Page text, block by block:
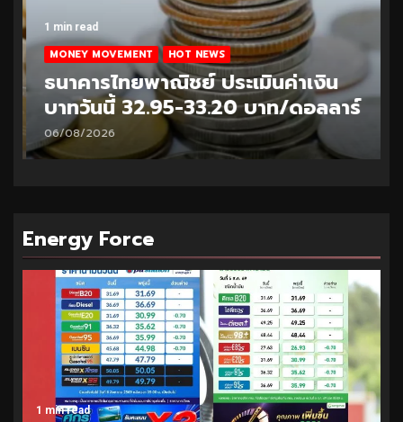
1 min read
MONEY MOVEMENT HOT NEWS
ธนาคารไทยพาณิชย์ ประเมินค่าเงิน
บาทวันนี้ 32.95-33.20 บาท/ดอลลาร์
06/08/2026
Energy Force
1 min read